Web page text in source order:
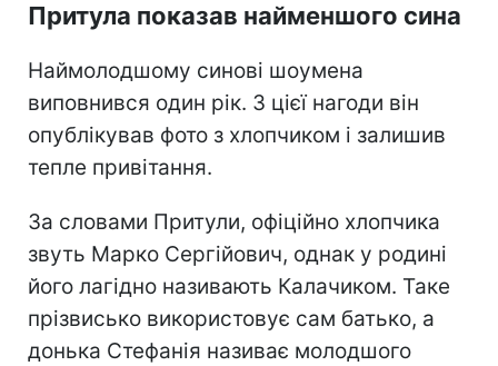
Притула показав найменшого сина
Наймолодшому синові шоумена
виповнився один рік. З цієї нагоди він
опублікував фото з хлопчиком і залишив
тепле привітання.
За словами Притули, офіційно хлопчика
звуть Марко Сергійович, однак у родині
його лагідно називають Калачиком. Таке
прізвисько використовує сам батько, а
донька Стефанія називає молодшого